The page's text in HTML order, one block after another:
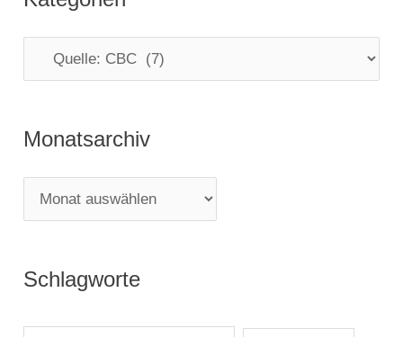
a
e
g
n
Monatsarchiv
o
a
Schlagworte